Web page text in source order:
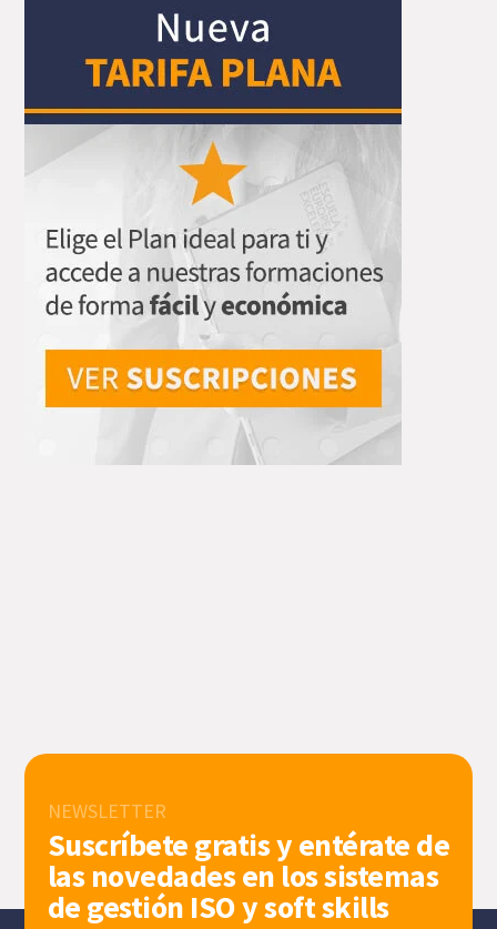
NEWSLETTER
Suscríbete gratis y entérate de
las novedades en los sistemas
de gestión ISO y soft skills